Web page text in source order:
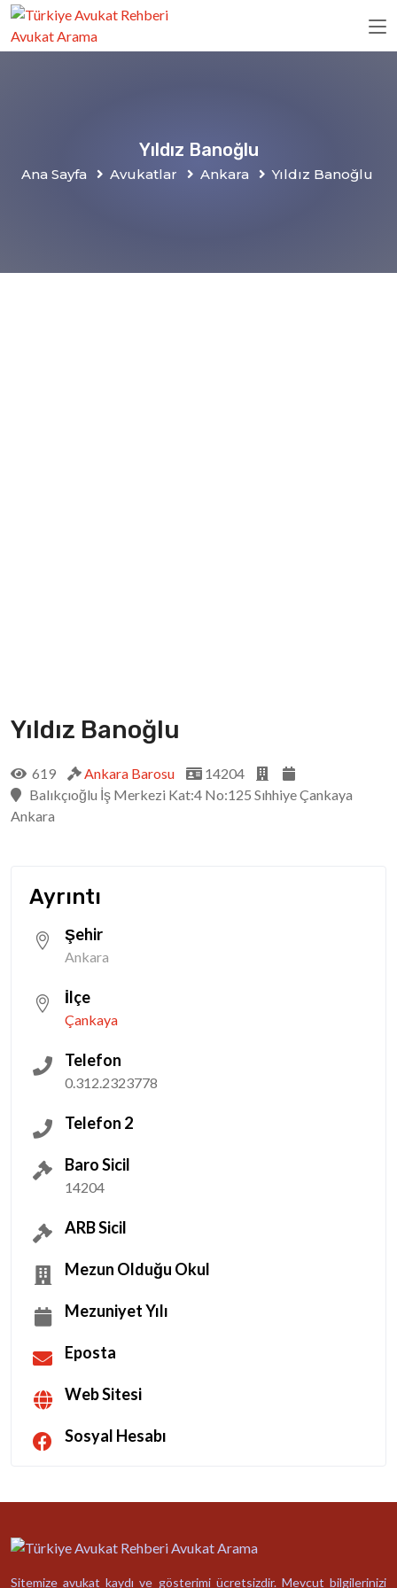
Yıldız Banoğlu
Ana Sayfa Avukatlar Ankara Yıldız Banoğlu
Yıldız Banoğlu
619 Ankara Barosu
14204
Balıkçıoğlu İş Merkezi Kat:4 No:125 Sıhhiye Çankaya
Ankara
Ayrıntı
Şehir
Ankara
İlçe
Çankaya
Telefon
0.312.2323778
Telefon 2
Baro Sicil
14204
ARB Sicil
Mezun Olduğu Okul
Mezuniyet Yılı
Eposta
Web Sitesi
Sosyal Hesabı
Sitemize avukat kaydı ve gösterimi ücretsizdir. Mevcut bilgilerinizi